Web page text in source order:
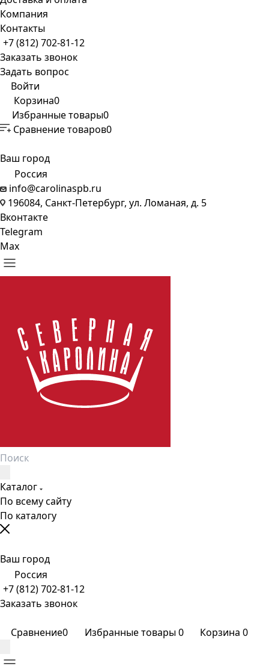
Компания
Контакты
+7 (812) 702-81-12
Заказать звонок
Задать вопрос
Войти
Корзина0
Избранные товары0
Сравнение товаров0
Ваш город
Россия
info@carolinaspb.ru
196084, Санкт-Петербург, ул. Ломаная, д. 5
Вконтакте
Telegram
Max
Каталог
По всему сайту
По каталогу
Ваш город
Россия
+7 (812) 702-81-12
Заказать звонок
Сравнение0 Избранные товары0 Корзина 0